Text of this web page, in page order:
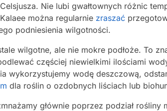
Nie lubi gwałtownych różnic
można regularnie zraszać
podniesienia wilgotności.
wilgotne, ale nie mokre podłoże. To
częściej niewielkimi ilościami
wykorzystujemy wodę deszczową,
dla roślin o ozdobnych liściach lub
głównie poprzez podział